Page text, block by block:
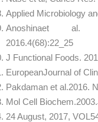
Applied Microbiology
Anoshinaet al.
2016.4(68):22_25
J Functional Foods.
EuropeanJournal of
Pakdaman et al.2016.
Mol Cell
24 August, 2017,